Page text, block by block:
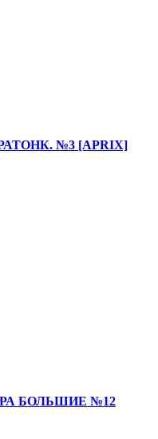
№3 [APRIX]
БОЛЬШИЕ №12